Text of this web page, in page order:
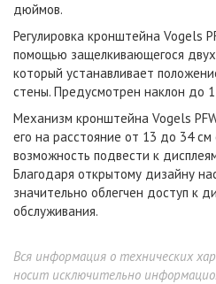
дюймов.
Регулировка кронштейна Vogels
помощью защелкивающегося
который устанавливает
стены. Предусмотрен наклон до
Механизм кронштейна Vogels
его на расстояние от 13 до 34
возможность подвести к
Благодаря открытому дизайну
значительно облегчен доступ к
обслуживания.
Вся информация о технических
носит исключительно